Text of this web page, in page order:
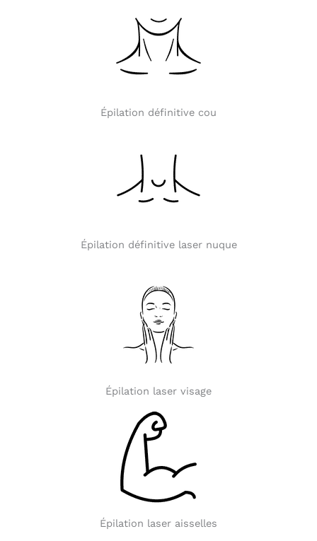
Épilation définitive cou
Épilation définitive laser nuque
Épilation laser visage
Épilation laser aisselles